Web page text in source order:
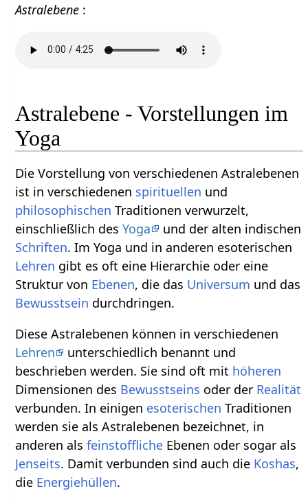
Astralebene :
Astralebene - Vorstellungen im
Yoga
Die Vorstellung von verschiedenen Astralebenen
ist in verschiedenen spirituellen und
philosophischen Traditionen verwurzelt,
einschließlich desYoga
und der alten indischen
Schriften. Im Yoga und in anderen esoterischen
Lehren gibt es oft eine Hierarchie oder eine
Struktur von Ebenen, die das Universum und das
Bewusstsein durchdringen.
Diese Astralebenen können in verschiedenen
Lehren
unterschiedlich benannt und
beschrieben werden. Sie sind oft mit höheren
Dimensionen des Bewusstseins oder der Realität
verbunden. In einigen esoterischen Traditionen
werden sie als Astralebenen bezeichnet, in
anderen alsfeinstoffliche Ebenen oder sogar als
Jenseits. Damit verbunden sind auch die Koshas,
die Energiehüllen.